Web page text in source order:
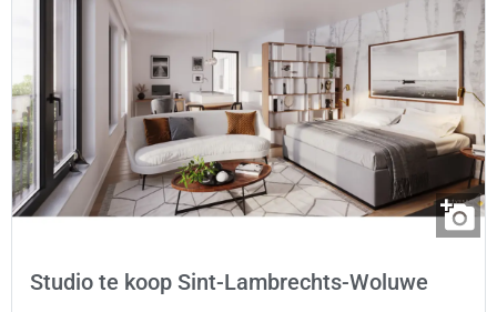
Studio te koop Sint-Lambrechts-Woluwe